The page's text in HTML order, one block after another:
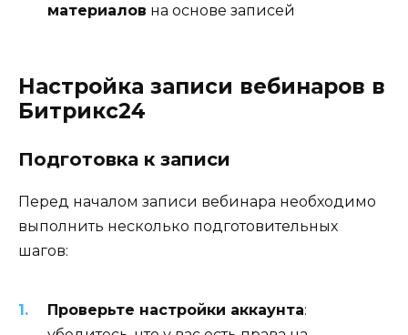
материалов на основе записей
Настройка записи вебинаров в
Битрикс24
Подготовка к записи
Перед началом записи вебинара необходимо
выполнить несколько подготовительных
шагов:
Проверьте настройки аккаунта: